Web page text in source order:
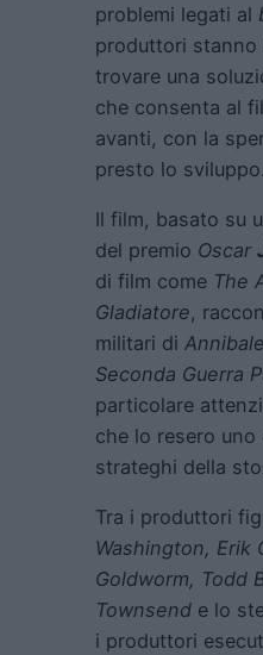
problemi legati al
produttori stanno
trovare una
che consenta al
avanti, con la
presto lo sviluppo.
Il film, basato su
del premio Oscar
di film come The
Gladiatore,
militari di Annibale
Seconda Guerra
particolare
che lo resero uno
strateghi della
Tra i produttori
Washington, Erik
Goldworm, Todd
Townsend e lo
i produttori